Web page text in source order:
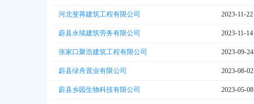
河北斐苒建筑工程有限公司 2023-11-22
蔚县永续建筑劳务有限公司 2023-11-14
张家口聚浩建筑工程有限公司 2023-09-24
蔚县绿舟置业有限公司 2023-08-02
蔚县乡园生物科技有限公司 2023-05-08